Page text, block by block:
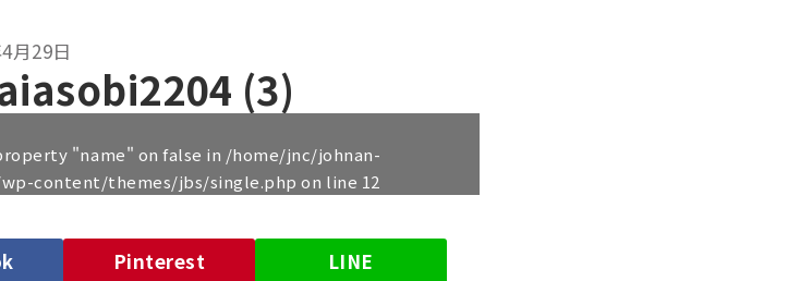
月29日
(3)
"name" on false in /home/jnc/johnan-
content/themes/jbs/single.php on line 12
Pinterest LINE